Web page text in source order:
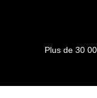
Plus de 30